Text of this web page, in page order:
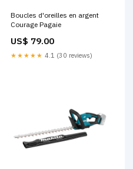
Boucles d'oreilles en argent
Courage Pagaie
US$ 79.00
★★★★★ 4.1 (30 reviews)